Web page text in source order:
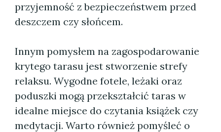
przyjemność z bezpieczeństwem przed
deszczem czy słońcem.
Innym pomysłem na zagospodarowanie
krytego tarasu jest stworzenie strefy
relaksu. Wygodne fotele, leżaki oraz
poduszki mogą przekształcić taras w
idealne miejsce do czytania książek czy
medytacji. Warto również pomyśleć o